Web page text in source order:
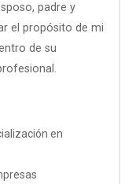
padre y
el propósito de mi
de su
en